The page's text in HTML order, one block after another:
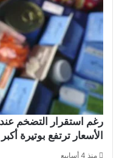
الأسعار ترتفع بوتيرة أكبر
منذ 4 أسابيع